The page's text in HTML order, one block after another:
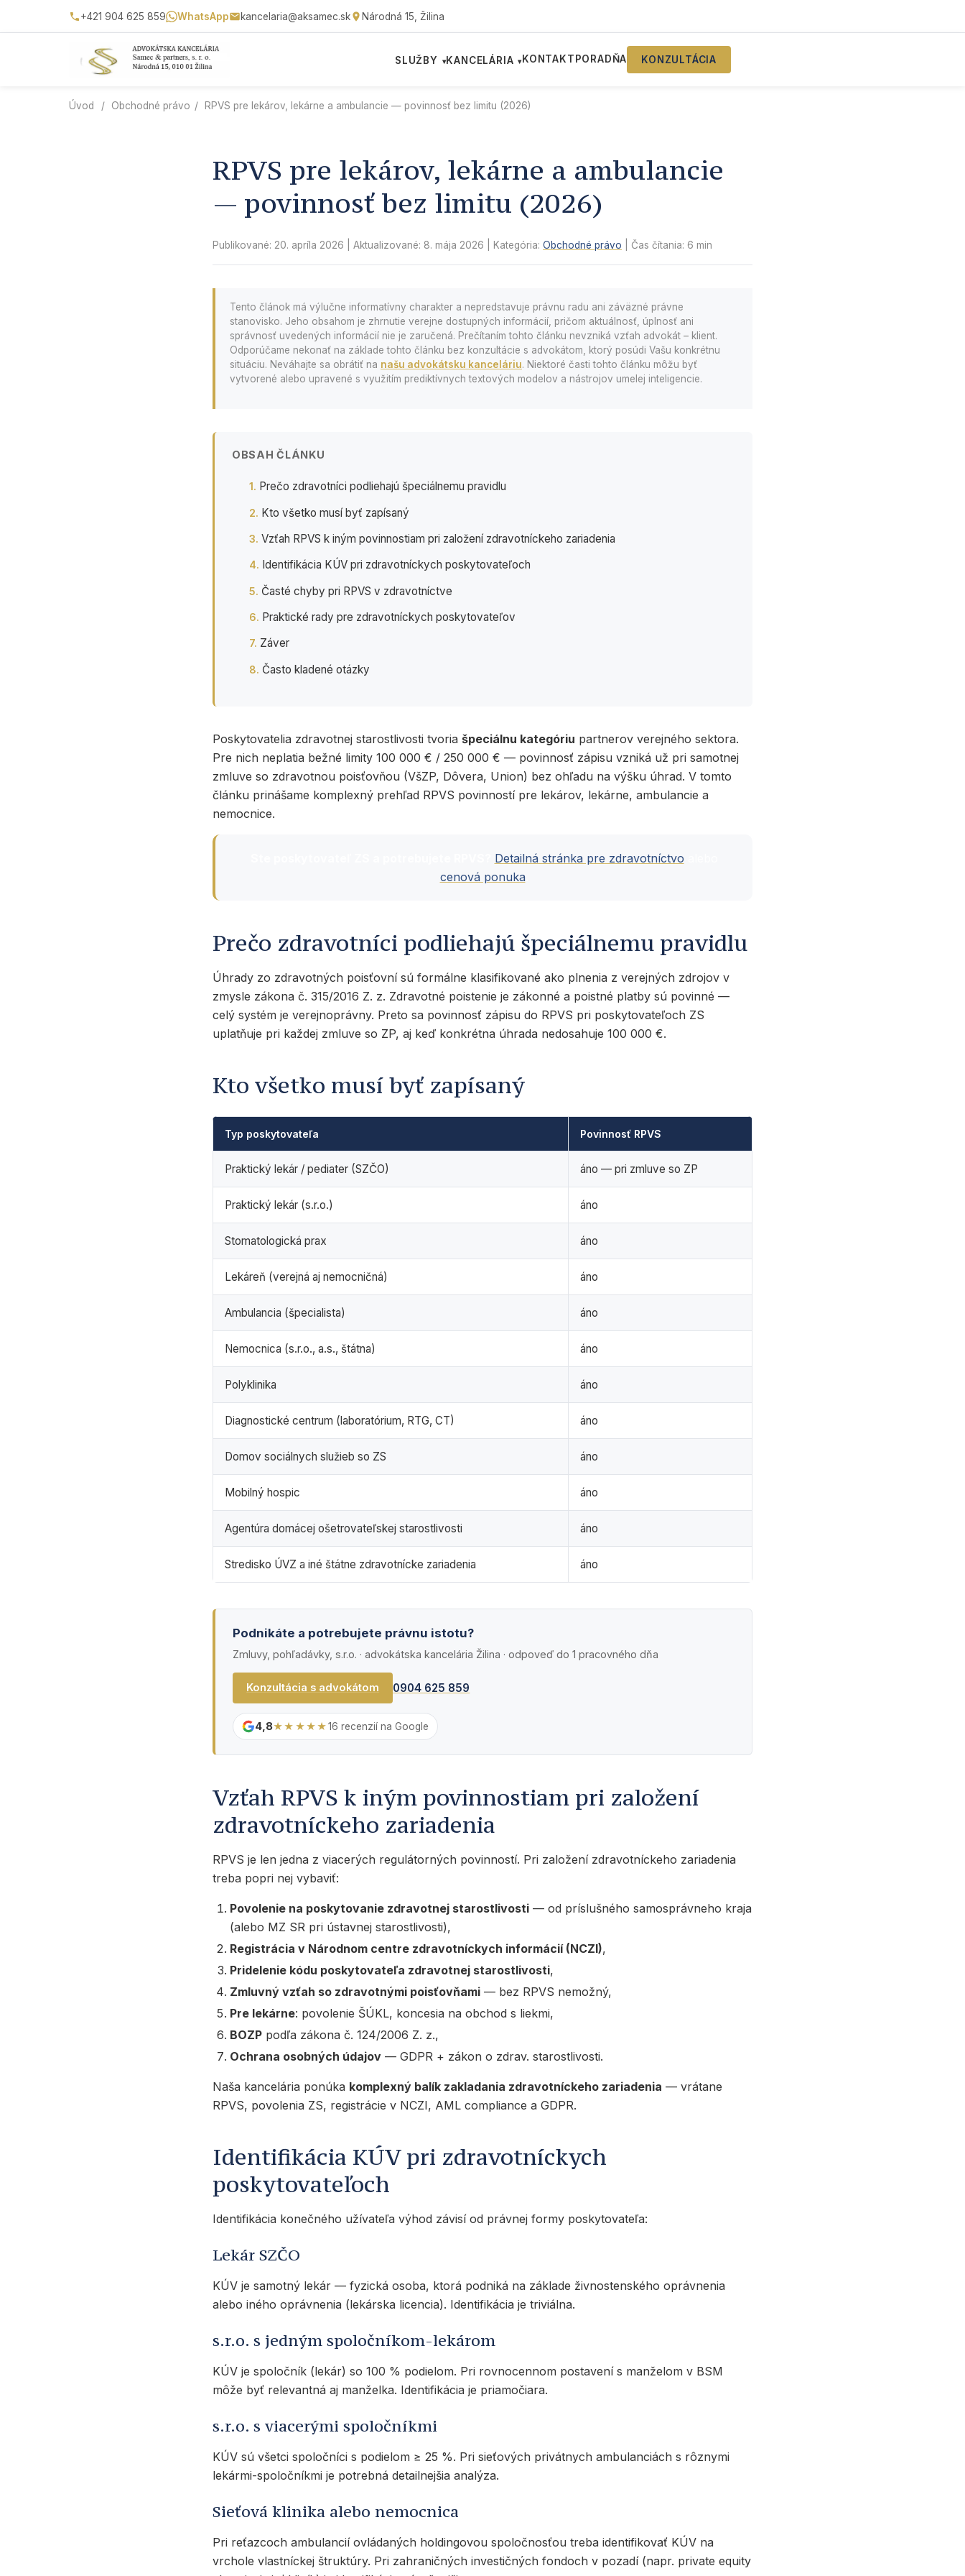
+421 904 625 859 WhatsApp kancelaria@aksamec.sk Národná 15, Žilina
SLUŽBY ▾KANCELÁRIA ▾KONTAKT PORADŇA KONZULTÁCIA
Úvod / Obchodné právo / RPVS pre lekárov, lekárne a ambulancie — povinnosť bez limitu (2026)
RPVS pre lekárov, lekárne a ambulancie
— povinnosť bez limitu (2026)
Publikované: 20. apríla 2026 | Aktualizované: 8. mája 2026 | Kategória: Obchodné právo | Čas čítania: 6 min
Tento článok má výlučne informatívny charakter a nepredstavuje právnu radu ani záväzné právne
stanovisko. Jeho obsahom je zhrnutie verejne dostupných informácií, pričom aktuálnosť, úplnosť ani
správnosť uvedených informácií nie je zaručená. Prečítaním tohto článku nevzniká vzťah advokát – klient.
Odporúčame nekonať na základe tohto článku bez konzultácie s advokátom, ktorý posúdi Vašu konkrétnu
situáciu. Neváhajte sa obrátiť na našu advokátsku kanceláriu. Niektoré časti tohto článku môžu byť
vytvorené alebo upravené s využitím prediktívnych textových modelov a nástrojov umelej inteligencie.
OBSAH ČLÁNKU
Prečo zdravotníci podliehajú špeciálnemu pravidlu
Kto všetko musí byť zapísaný
Vzťah RPVS k iným povinnostiam pri založení zdravotníckeho zariadenia
Identifikácia KÚV pri zdravotníckych poskytovateľoch
Časté chyby pri RPVS v zdravotníctve
Praktické rady pre zdravotníckych poskytovateľov
Záver
Často kladené otázky
Poskytovatelia zdravotnej starostlivosti tvoria špeciálnu kategóriu partnerov verejného sektora.
Pre nich neplatia bežné limity 100 000 € / 250 000 € — povinnosť zápisu vzniká už pri samotnej
zmluve so zdravotnou poisťovňou (VšZP, Dôvera, Union) bez ohľadu na výšku úhrad. V tomto
článku prinášame komplexný prehľad RPVS povinností pre lekárov, lekárne, ambulancie a
nemocnice.
Detailná stránka pre zdravotníctvo
cenová ponuka.
Prečo zdravotníci podliehajú špeciálnemu pravidlu
Úhrady zo zdravotných poisťovní sú formálne klasifikované ako plnenia z verejných zdrojov v
zmysle zákona č. 315/2016 Z. z. Zdravotné poistenie je zákonné a poistné platby sú povinné —
celý systém je verejnoprávny. Preto sa povinnosť zápisu do RPVS pri poskytovateľoch ZS
uplatňuje pri každej zmluve so ZP, aj keď konkrétna úhrada nedosahuje 100 000 €.
Kto všetko musí byť zapísaný
Typ poskytovateľa Povinnosť RPVS
Praktický lekár / pediater (SZČO) áno — pri zmluve so ZP
Praktický lekár (s.r.o.) áno
Stomatologická prax áno
Lekáreň (verejná aj nemocničná) áno
Ambulancia (špecialista) áno
Nemocnica (s.r.o., a.s., štátna) áno
Polyklinika áno
Diagnostické centrum (laboratórium, RTG, CT) áno
Domov sociálnych služieb so ZS áno
Mobilný hospic áno
Agentúra domácej ošetrovateľskej starostlivosti áno
Stredisko ÚVZ a iné štátne zdravotnícke zariadenia áno
Podnikáte a potrebujete právnu istotu?
Zmluvy, pohľadávky, s.r.o. · advokátska kancelária Žilina · odpoveď do 1 pracovného dňa
Konzultácia s advokátom 0904 625 859
4,8★★★★★16 recenzií na Google
Vzťah RPVS k iným povinnostiam pri založení
zdravotníckeho zariadenia
RPVS je len jedna z viacerých regulátorných povinností. Pri založení zdravotníckeho zariadenia
treba popri nej vybaviť:
Povolenie na poskytovanie zdravotnej starostlivosti — od príslušného samosprávneho kraja
(alebo MZ SR pri ústavnej starostlivosti),
Registrácia v Národnom centre zdravotníckych informácií (NCZI),
Pridelenie kódu poskytovateľa zdravotnej starostlivosti,
Zmluvný vzťah so zdravotnými poisťovňami — bez RPVS nemožný,
Pre lekárne: povolenie ŠÚKL, koncesia na obchod s liekmi,
BOZP podľa zákona č. 124/2006 Z. z.,
Ochrana osobných údajov — GDPR + zákon o zdrav. starostlivosti.
Naša kancelária ponúka komplexný balík zakladania zdravotníckeho zariadenia — vrátane
RPVS, povolenia ZS, registrácie v NCZI, AML compliance a GDPR.
Identifikácia KÚV pri zdravotníckych
poskytovateľoch
Identifikácia konečného užívateľa výhod závisí od právnej formy poskytovateľa:
Lekár SZČO
KÚV je samotný lekár — fyzická osoba, ktorá podniká na základe živnostenského oprávnenia
alebo iného oprávnenia (lekárska licencia). Identifikácia je triviálna.
s.r.o. s jedným spoločníkom-lekárom
KÚV je spoločník (lekár) so 100 % podielom. Pri rovnocennom postavení s manželom v BSM
môže byť relevantná aj manželka. Identifikácia je priamočiara.
s.r.o. s viacerými spoločníkmi
KÚV sú všetci spoločníci s podielom ≥ 25 %. Pri sieťových privátnych ambulanciách s rôznymi
lekármi-spoločníkmi je potrebná detailnejšia analýza.
Sieťová klinika alebo nemocnica
Pri reťazcoch ambulancií ovládaných holdingovou spoločnosťou treba identifikovať KÚV na
vrchole vlastníckej štruktúry. Pri zahraničných investičných fondoch v pozadí (napr. private equity